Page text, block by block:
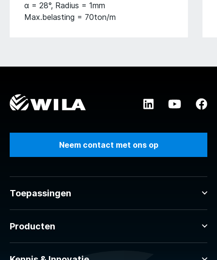
α = 28°, Radius = 1mm
Max.belasting = 70ton/m
Neem contact met ons op
Toepassingen
Producten